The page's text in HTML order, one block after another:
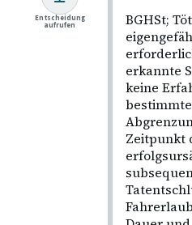
BGHSt;
erkannte
keine
Zeitpunkt
Entscheidung
aufrufen